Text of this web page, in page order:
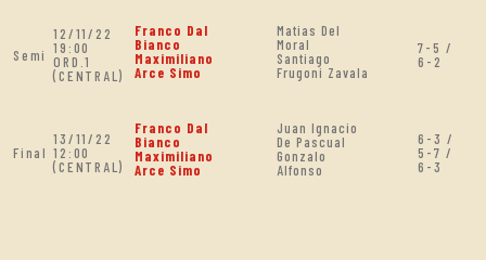
Semi
12/11/22
19:00
ORD.1
(CENTRAL)
Franco Dal
Bianco
Maximiliano
Arce Simo
Matias Del
Moral
Santiago
Frugoni Zavala
7-5 /
6-2
Final
13/11/22
12:00
(CENTRAL)
Franco Dal
Bianco
Maximiliano
Arce Simo
Juan Ignacio
De Pascual
Gonzalo
Alfonso
6-3 /
5-7 /
6-3